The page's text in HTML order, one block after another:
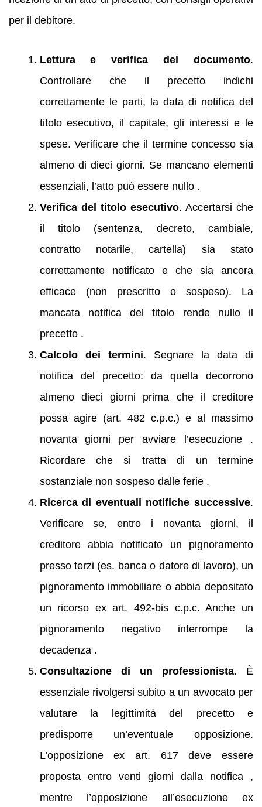
per il debitore.
Lettura e verifica del documento.
Controllare che il precetto indichi
correttamente le parti, la data di notifica del
titolo esecutivo, il capitale, gli interessi e le
spese. Verificare che il termine concesso sia
almeno di dieci giorni. Se mancano elementi
essenziali, l’atto può essere nullo .
Verifica del titolo esecutivo. Accertarsi che
il titolo (sentenza, decreto, cambiale,
contratto notarile, cartella) sia stato
correttamente notificato e che sia ancora
efficace (non prescritto o sospeso). La
mancata notifica del titolo rende nullo il
precetto .
Calcolo dei termini. Segnare la data di
notifica del precetto: da quella decorrono
almeno dieci giorni prima che il creditore
possa agire (art. 482 c.p.c.) e al massimo
novanta giorni per avviare l’esecuzione .
Ricordare che si tratta di un termine
sostanziale non sospeso dalle ferie .
Ricerca di eventuali notifiche successive.
Verificare se, entro i novanta giorni, il
creditore abbia notificato un pignoramento
presso terzi (es. banca o datore di lavoro), un
pignoramento immobiliare o abbia depositato
un ricorso ex art. 492‑bis c.p.c. Anche un
pignoramento negativo interrompe la
decadenza .
Consultazione di un professionista. È
essenziale rivolgersi subito a un avvocato per
valutare la legittimità del precetto e
predisporre un’eventuale opposizione.
L’opposizione ex art. 617 deve essere
proposta entro venti giorni dalla notifica ,
mentre l’opposizione all’esecuzione ex